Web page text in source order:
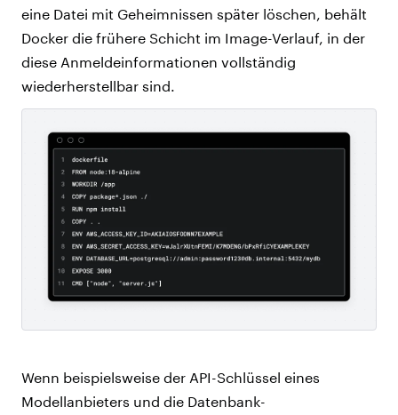
eine Datei mit Geheimnissen später löschen, behält
Docker die frühere Schicht im Image-Verlauf, in der
diese Anmeldeinformationen vollständig
wiederherstellbar sind.
Wenn beispielsweise der API-Schlüssel eines
Modellanbieters und die Datenbank-